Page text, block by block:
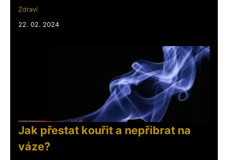
Zdraví
22. 02. 2024
Jak přestat kouřit a nepřibrat na
váze?